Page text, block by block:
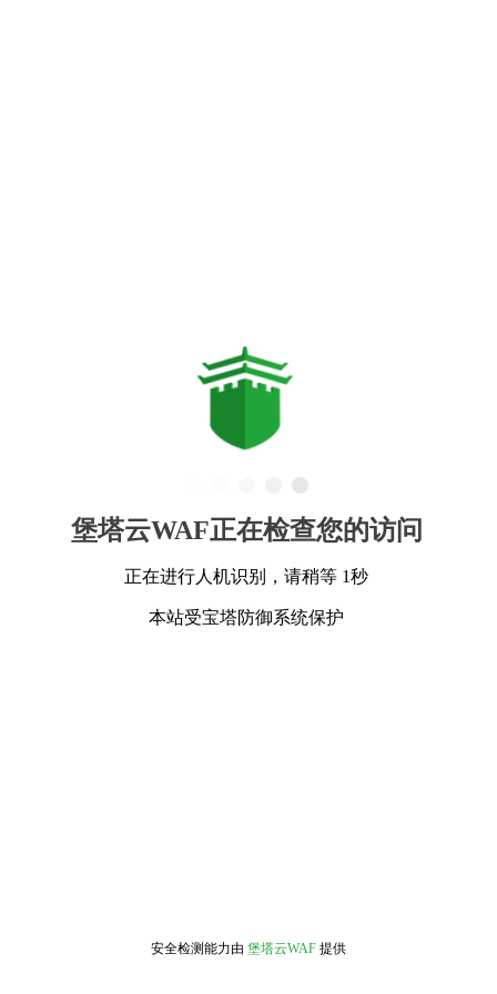
堡塔云WAF正在检查您的访问
正在进行人机识别，请稍等 1秒
本站受宝塔防御系统保护
安全检测能力由 堡塔云WAF 提供